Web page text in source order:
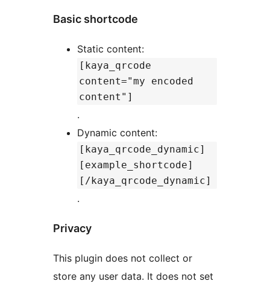
Basic shortcode
Static content:
[kaya_qrcode
content="my encoded
content"]
.
Dynamic content:
[kaya_qrcode_dynamic]
[example_shortcode]
[/kaya_qrcode_dynamic]
.
Privacy
This plugin does not collect or
store any user data. It does not set